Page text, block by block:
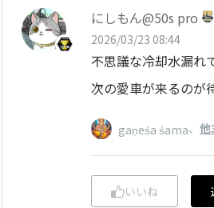
にしもん@50s pro
2026/03/23 08:44
不思議な冷却水漏れ
次の愛車が来るの
gaṇeśa śama、 他
いいね